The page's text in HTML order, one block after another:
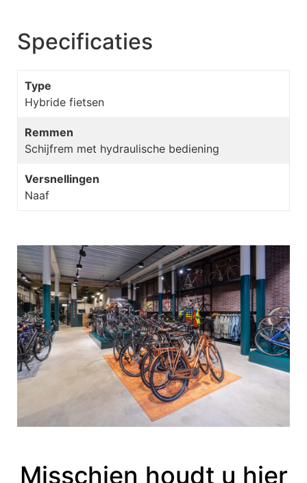
Specificaties
Type
Hybride fietsen
Remmen
Schijfrem met hydraulische bediening
Versnellingen
Naaf
Misschien houdt u hier